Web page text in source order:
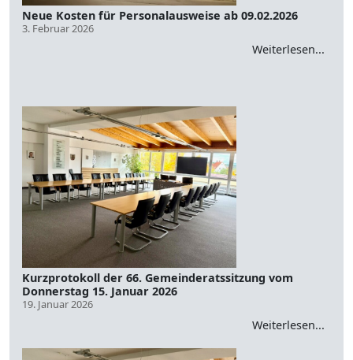
Neue Kosten für Personalausweise ab 09.02.2026
3. Februar 2026
Weiterlesen...
Kurzprotokoll der 66. Gemeinderatssitzung vom
Donnerstag 15. Januar 2026
19. Januar 2026
Weiterlesen...